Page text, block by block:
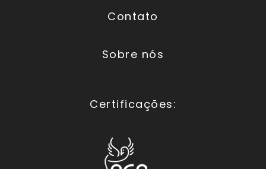
Contato
Sobre nós
Certificações: